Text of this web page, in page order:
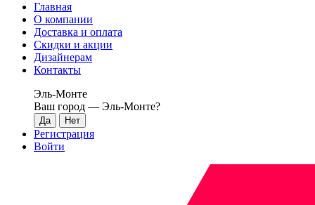
Главная
О компании
Доставка и оплата
Скидки и акции
Дизайнерам
Контакты
Эль-Монте
Ваш город — Эль-Монте?
Регистрация
Войти